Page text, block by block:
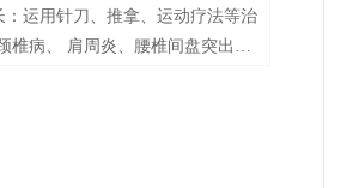
：运用针刀、推拿、运动疗法等治
椎病、 肩周炎、腰椎间盘突出、